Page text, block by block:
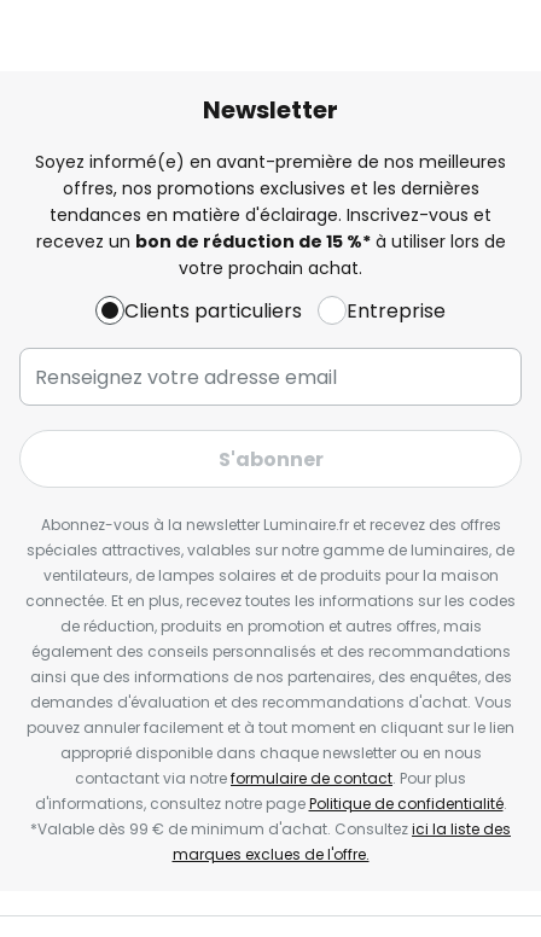
Newsletter
Soyez informé(e) en avant-première de nos meilleures
offres, nos promotions exclusives et les dernières
tendances en matière d'éclairage. Inscrivez-vous et
recevez un bon de réduction de 15 %*à utiliser lors de
votre prochain achat.
Clients particuliers Entreprise
S'abonner
Abonnez-vous à la newsletter Luminaire.fr et recevez des offres
spéciales attractives, valables sur notre gamme de luminaires, de
ventilateurs, de lampes solaires et de produits pour la maison
connectée. Et en plus, recevez toutes les informations sur les codes
de réduction, produits en promotion et autres offres, mais
également des conseils personnalisés et des recommandations
ainsi que des informations de nos partenaires, des enquêtes, des
demandes d'évaluation et des recommandations d'achat. Vous
pouvez annuler facilement et à tout moment en cliquant sur le lien
approprié disponible dans chaque newsletter ou en nous
contactant via notreformulaire de contact. Pour plus
d'informations, consultez notre pagePolitique de confidentialité.
*Valable dès 99 € de minimum d'achat. Consultezici la liste des
marques exclues de l'offre.